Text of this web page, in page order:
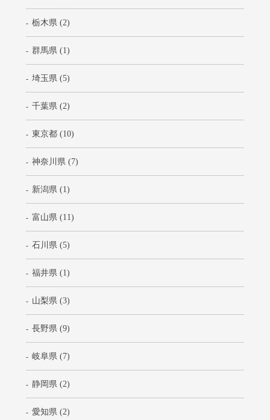
栃木県 (2)
群馬県 (1)
埼玉県 (5)
千葉県 (2)
東京都 (10)
神奈川県 (7)
新潟県 (1)
富山県 (11)
石川県 (5)
福井県 (1)
山梨県 (3)
長野県 (9)
岐阜県 (7)
静岡県 (2)
愛知県 (2)